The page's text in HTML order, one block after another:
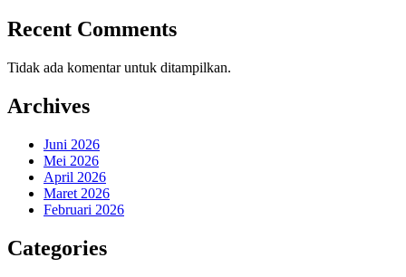
Recent Comments
Tidak ada komentar untuk ditampilkan.
Archives
Juni 2026
Mei 2026
April 2026
Maret 2026
Februari 2026
Categories